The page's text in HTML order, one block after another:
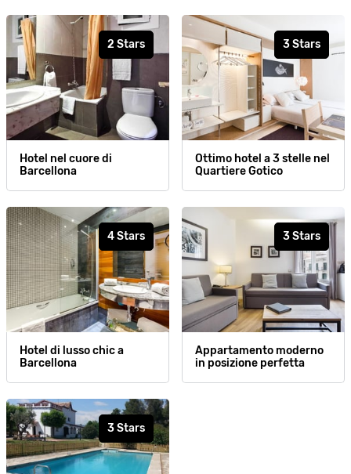
2 Stars
Hotel nel cuore di
Barcellona
3 Stars
Ottimo hotel a 3 stelle nel
Quartiere Gotico
4 Stars
Hotel di lusso chic a
Barcellona
3 Stars
Appartamento moderno
in posizione perfetta
3 Stars